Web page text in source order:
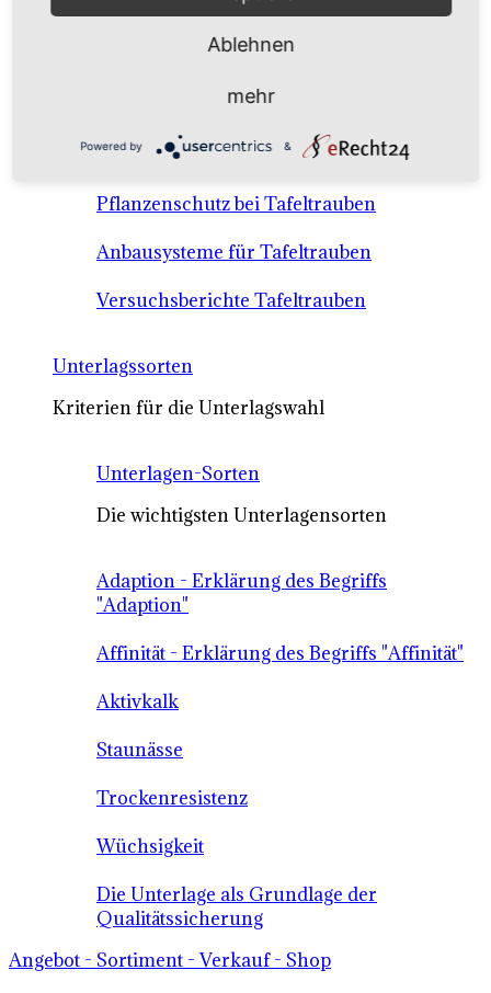
Anbausysteme & Recht
Tafeltrauben A-Z Sortenbeschreibungen
Tafeltraubenanbau - rechtliche
Voraussetzungen
Pflanzenschutz bei Tafeltrauben
Anbausysteme für Tafeltrauben
Versuchsberichte Tafeltrauben
Unterlagssorten
Kriterien für die Unterlagswahl
Unterlagen-Sorten
Die wichtigsten Unterlagensorten
Adaption - Erklärung des Begriffs
"Adaption"
Affinität - Erklärung des Begriffs "Affinität"
Aktivkalk
Staunässe
Trockenresistenz
Wüchsigkeit
Die Unterlage als Grundlage der
Qualitätssicherung
Angebot - Sortiment - Verkauf - Shop
Ablehnen
mehr
Powered by &